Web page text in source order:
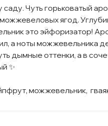
саду. Чуть горьковатый
ягод.
это эйфоризатор!
а ноты можжевельника
дымные оттенки, а в
✨
можжевельник,